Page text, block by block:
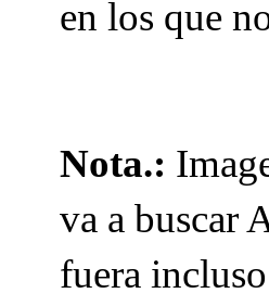
en los que
Nota.:
va a buscar
fuera